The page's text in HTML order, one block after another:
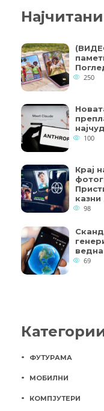
Најчитани
250
100
Крај
98
69
ФУТУРАМА
МОБИЛНИ
КОМПЈУТЕРИ